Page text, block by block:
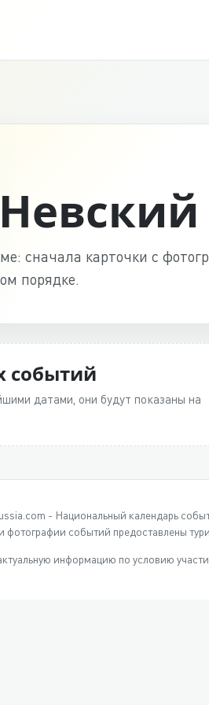
сначала карточки с
порядке.
событий
датами, они будут показаны на
- Национальный календарь
фотографии событий предоставлены
информацию по условию